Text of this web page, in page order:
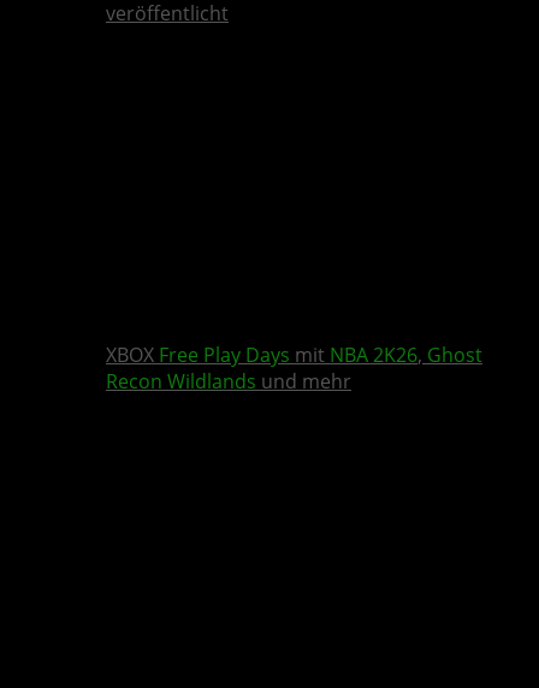
veröffentlicht
XBOX Free Play Days mit NBA 2K26, Ghost
Recon Wildlands und mehr